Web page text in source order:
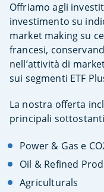
Offriamo agli
investimento su
market making su
francesi,
nell’attività di
sui segmenti ETF
La nostra offerta
principali
Power & Gas e
Oil & Refined
Agriculturals